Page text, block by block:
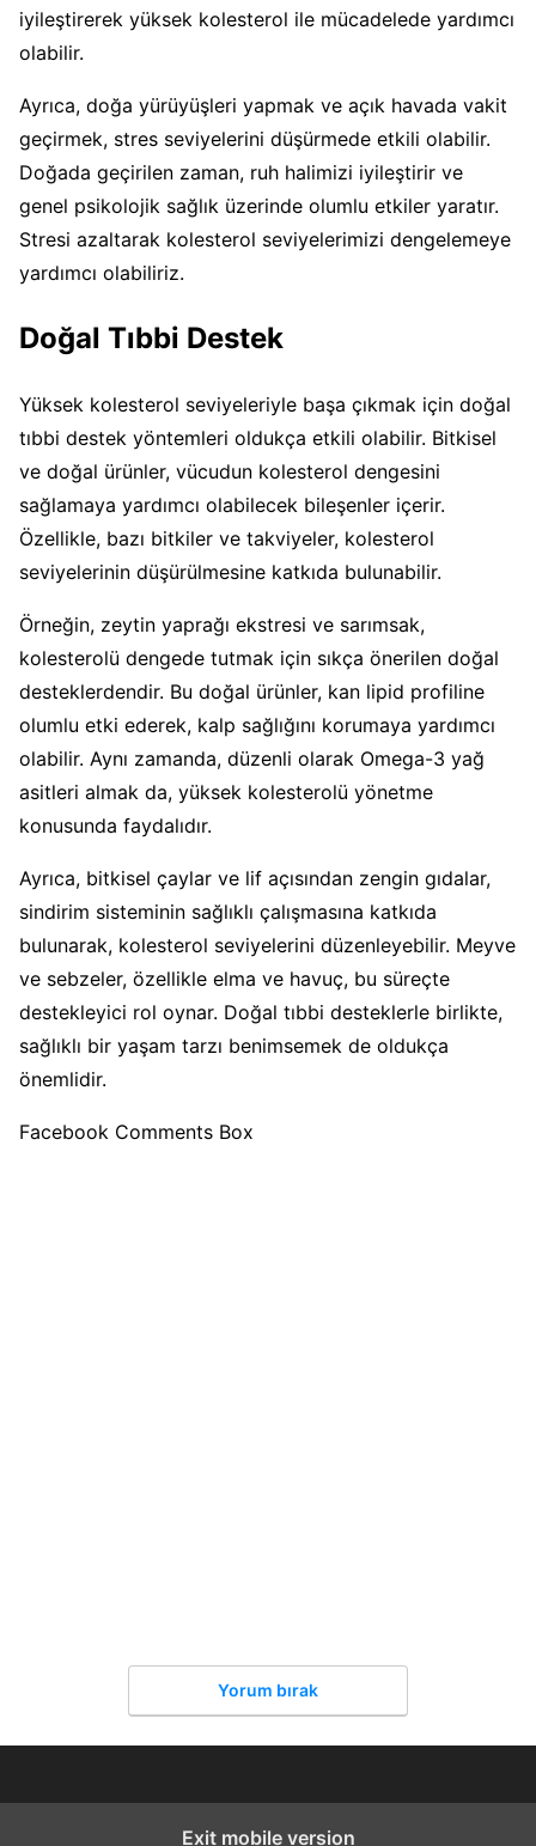
iyileştirerek yüksek kolesterol ile mücadelede yardımcı
olabilir.
Ayrıca, doğa yürüyüşleri yapmak ve açık havada vakit
geçirmek, stres seviyelerini düşürmede etkili olabilir.
Doğada geçirilen zaman, ruh halimizi iyileştirir ve
genel psikolojik sağlık üzerinde olumlu etkiler yaratır.
Stresi azaltarak kolesterol seviyelerimizi dengelemeye
yardımcı olabiliriz.
Doğal Tıbbi Destek
Yüksek kolesterol seviyeleriyle başa çıkmak için doğal
tıbbi destek yöntemleri oldukça etkili olabilir. Bitkisel
ve doğal ürünler, vücudun kolesterol dengesini
sağlamaya yardımcı olabilecek bileşenler içerir.
Özellikle, bazı bitkiler ve takviyeler, kolesterol
seviyelerinin düşürülmesine katkıda bulunabilir.
Örneğin, zeytin yaprağı ekstresi ve sarımsak,
kolesterolü dengede tutmak için sıkça önerilen doğal
desteklerdendir. Bu doğal ürünler, kan lipid profiline
olumlu etki ederek, kalp sağlığını korumaya yardımcı
olabilir. Aynı zamanda, düzenli olarak Omega-3 yağ
asitleri almak da, yüksek kolesterolü yönetme
konusunda faydalıdır.
Ayrıca, bitkisel çaylar ve lif açısından zengin gıdalar,
sindirim sisteminin sağlıklı çalışmasına katkıda
bulunarak, kolesterol seviyelerini düzenleyebilir. Meyve
ve sebzeler, özellikle elma ve havuç, bu süreçte
destekleyici rol oynar. Doğal tıbbi desteklerle birlikte,
sağlıklı bir yaşam tarzı benimsemek de oldukça
önemlidir.
Facebook Comments Box
Yorum bırak
Exit mobile version